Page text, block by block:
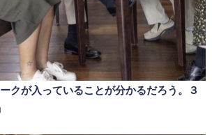
クが入っていることが分かるだろう。３